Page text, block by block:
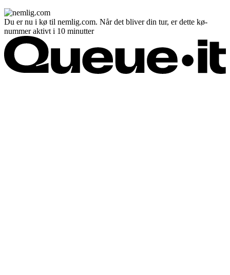
Du er nu i kø til nemlig.com. Når det bliver din tur, er dette kø-
nummer aktivt i 10 minutter